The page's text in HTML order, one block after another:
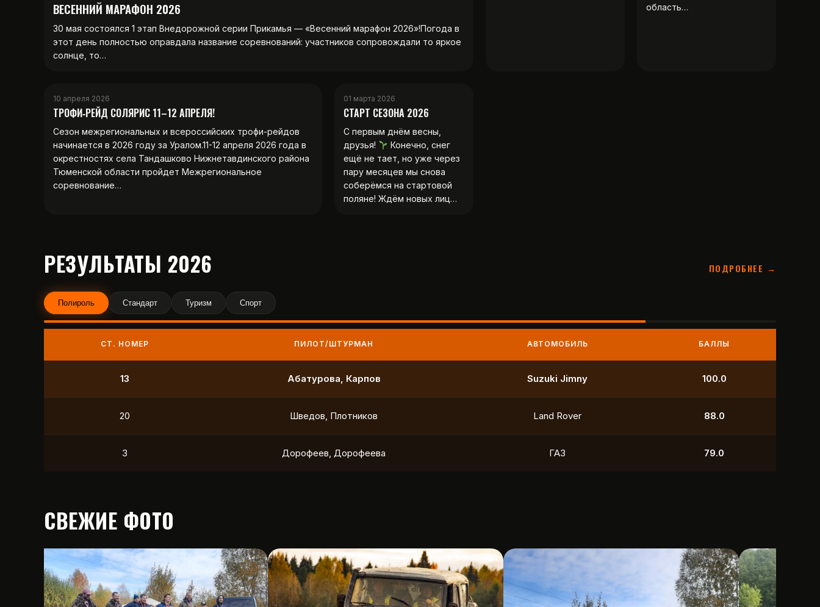
ВЕСЕННИЙ МАРАФОН 2026
30 мая состоялся 1 этап Внедорожной серии Прикамья — «Весенний марафон 2026»!Погода в
этот день полностью оправдала название соревнований: участников сопровождали то яркое
солнце, то…
область…
10 апреля 2026
ТРОФИ‑РЕЙД СОЛЯРИС 11–12 АПРЕЛЯ!
Сезон межрегиональных и всероссийских трофи-рейдов
начинается в 2026 году за Уралом.11-12 апреля 2026 года в
окрестностях села Тандашково Нижнетавдинского района
Тюменской области пройдет Межрегиональное
соревнование…
01 марта 2026
СТАРТ СЕЗОНА 2026
С первым днём весны,
друзья!
Конечно, снег
ещё не тает, но уже через
пару месяцев мы снова
соберёмся на стартовой
поляне! Ждём новых лиц…
РЕЗУЛЬТАТЫ 2026 ПОДРОБНЕЕ →
Полироль Стандарт Туризм Спорт
СТ. НОМЕР ПИЛОТ/ШТУРМАН АВТОМОБИЛЬ БАЛЛЫ
9 Маслов, Ходько УАЗ 250.0
21 Чистяков, Петухов УАЗ 211.0
12 Охотников, Фердман Toyota 118.5
СВЕЖИЕ ФОТО